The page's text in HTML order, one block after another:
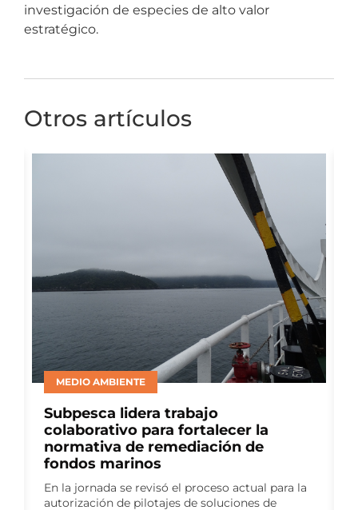
investigación de especies de alto valor
estratégico.
Otros artículos
BIENESTAR ANIMAL
Consejo del Salmón lideró panel de
productores en ELBA 2026 para
abordar avances en bienestar
animal
Como auspiciador del Encuentro
Latinoamericano de Bienestar Animal (ELBA